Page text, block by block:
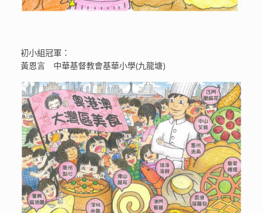
初小組冠軍：
黃恩言 中華基督教會基華小學(九龍塘)